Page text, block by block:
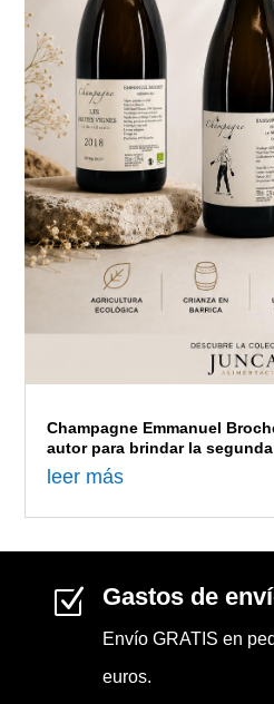
Champagne Emmanuel
autor para brindar la
leer más
Z Gastos de
Envío GRATIS en
euros.